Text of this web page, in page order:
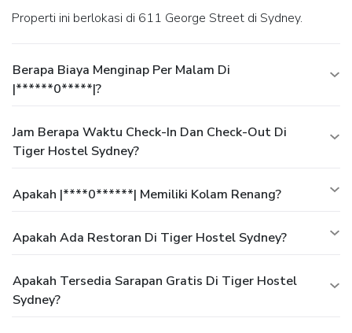
Properti ini berlokasi di 611 George Street di Sydney.
Berapa Biaya Menginap Per Malam Di
|******0*****|?
Jam Berapa Waktu Check-In Dan Check-Out Di
Tiger Hostel Sydney?
Apakah |****0******| Memiliki Kolam Renang?
Apakah Ada Restoran Di Tiger Hostel Sydney?
Apakah Tersedia Sarapan Gratis Di Tiger Hostel
Sydney?